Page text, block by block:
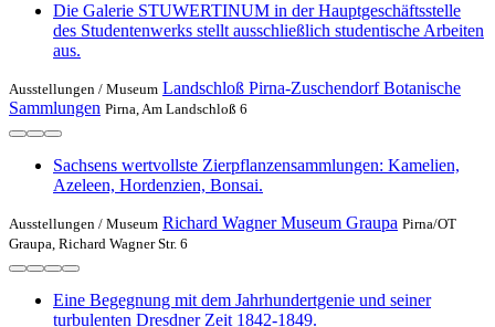
Die Galerie STUWERTINUM in der Hauptgeschäftsstelle
des Studentenwerks stellt ausschließlich studentische Arbeiten
aus.
Ausstellungen / Museum Landschloß Pirna-Zuschendorf Botanische
Sammlungen Pirna, Am Landschloß 6
Sachsens wertvollste Zierpflanzensammlungen: Kamelien,
Azeleen, Hordenzien, Bonsai.
Ausstellungen / Museum Richard Wagner Museum Graupa Pirna/OT
Graupa, Richard Wagner Str. 6
Eine Begegnung mit dem Jahrhundertgenie und seiner
turbulenten Dresdner Zeit 1842-1849.